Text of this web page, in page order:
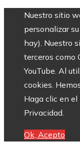
Nuestro sitio
personalizar
hay). Nuestro
terceros como
YouTube. Al
cookies.
Haga clic en
Privacidad.
Ok, Acepto